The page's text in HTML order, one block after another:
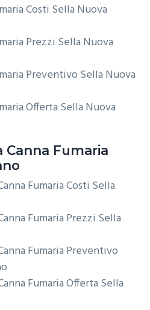
Costi Sella Nuova
Prezzi Sella Nuova
Preventivo Sella Nuova
Offerta Sella Nuova
Canna Fumaria
Fumaria Costi Sella
Fumaria Prezzi Sella
Fumaria Preventivo
Fumaria Offerta Sella